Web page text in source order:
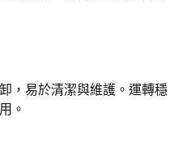
，易於清潔與維護。運轉穩
。